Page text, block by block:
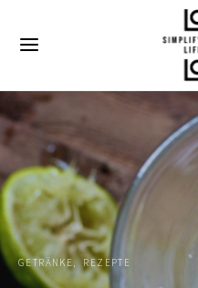
GETRÄNKE REZEPTE